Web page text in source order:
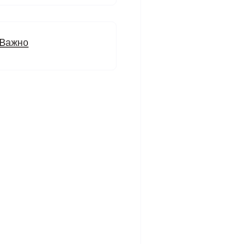
Важно